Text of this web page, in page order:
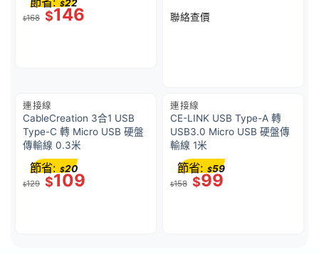
$168 $146
$22
聯絡查價
連接線
CableCreation 3合1 USB
Type-C 轉 Micro USB 硬盤
傳輸線 0.3米
$129 $109
節省: $20
連接線
CE-LINK USB Type-A 轉
USB3.0 Micro USB 硬盤傳
輸線 1米
$158 $99
節省: $59